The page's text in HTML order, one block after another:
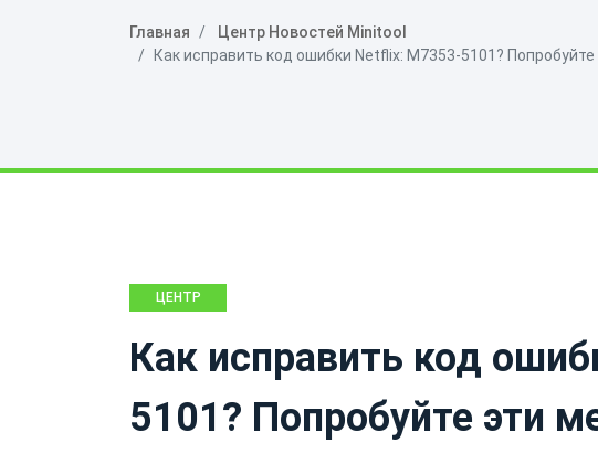
Главная
Центр Новостей Minitool
Как исправить код ошибки Netflix: M7353-5101?
ЦЕНТР
MINITOOL
Как исправить код
5101? Попробуйте эти